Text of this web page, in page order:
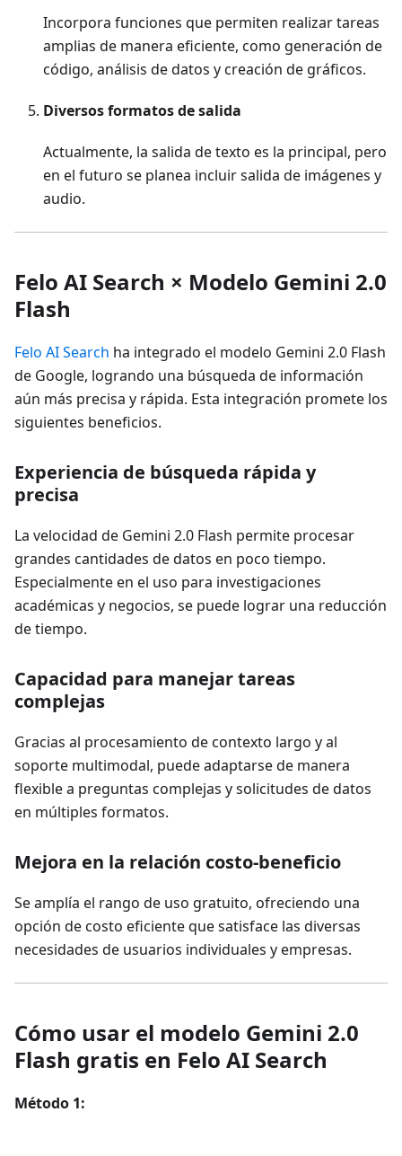
Incorpora funciones que permiten realizar tareas
amplias de manera eficiente, como generación de
código, análisis de datos y creación de gráficos.
Diversos formatos de salida
Actualmente, la salida de texto es la principal, pero
en el futuro se planea incluir salida de imágenes y
audio.
Felo AI Search × Modelo Gemini 2.0
Flash
Felo AI Search ha integrado el modelo Gemini 2.0 Flash
de Google, logrando una búsqueda de información
aún más precisa y rápida. Esta integración promete los
siguientes beneficios.
Experiencia de búsqueda rápida y
precisa
La velocidad de Gemini 2.0 Flash permite procesar
grandes cantidades de datos en poco tiempo.
Especialmente en el uso para investigaciones
académicas y negocios, se puede lograr una reducción
de tiempo.
Capacidad para manejar tareas
complejas
Gracias al procesamiento de contexto largo y al
soporte multimodal, puede adaptarse de manera
flexible a preguntas complejas y solicitudes de datos
en múltiples formatos.
Mejora en la relación costo-beneficio
Se amplía el rango de uso gratuito, ofreciendo una
opción de costo eficiente que satisface las diversas
necesidades de usuarios individuales y empresas.
Cómo usar el modelo Gemini 2.0
Flash gratis en Felo AI Search
Método 1: